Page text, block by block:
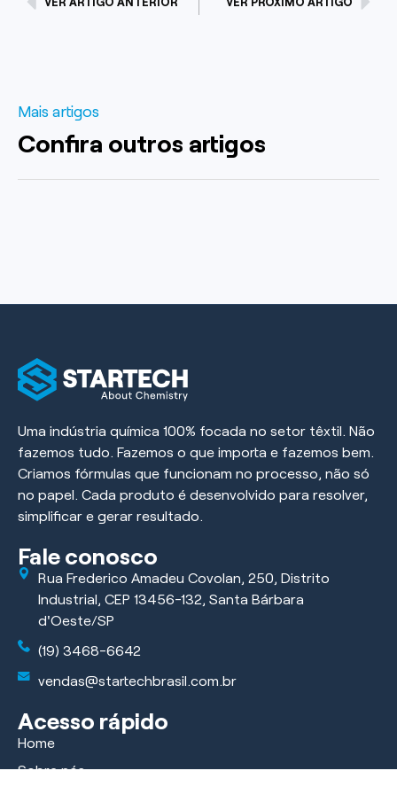
Mais artigos
Confira outros artigos
Uma indústria química 100% focada no setor têxtil. Não
fazemos tudo. Fazemos o que importa e fazemos bem.
Criamos fórmulas que funcionam no processo, não só
no papel. Cada produto é desenvolvido para resolver,
simplificar e gerar resultado.
Fale conosco
Rua Frederico Amadeu Covolan, 250, Distrito
Industrial, CEP 13456-132, Santa Bárbara
d'Oeste/SP
(19) 3468-6642
vendas@startechbrasil.com.br
Acesso rápido
Home
Sobre nós